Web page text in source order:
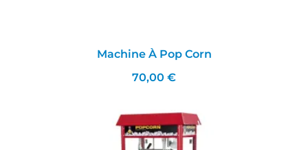
Machine À Pop Corn
70,00 €